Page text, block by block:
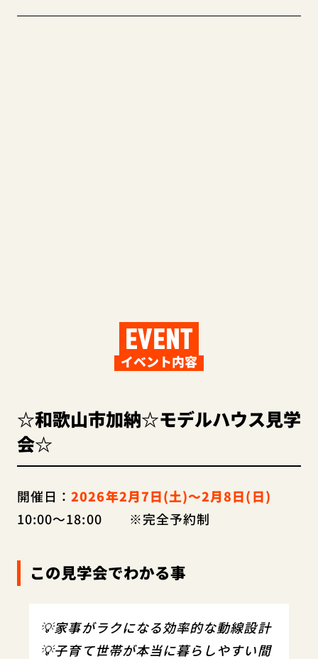
EVENT
イベント内容
☆和歌山市加納☆モデルハウス見学
会☆
開催日：2026年2月7日(土)～2月8日(日)
10:00～18:00 ※完全予約制
この見学会でわかる事
💡家事がラクになる効率的な動線設計
💡子育て世帯が本当に暮らしやすい間